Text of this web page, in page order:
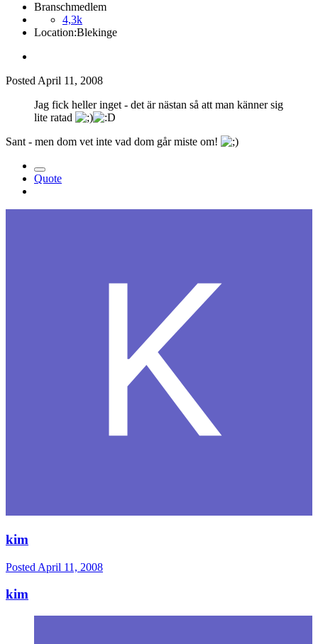
Branschmedlem
4,3k
Location:Blekinge
Posted April 11, 2008
Jag fick heller inget - det är nästan så att man känner sig
lite ratad
Sant - men dom vet inte vad dom går miste om!
Quote
kim
Posted April 11, 2008
kim